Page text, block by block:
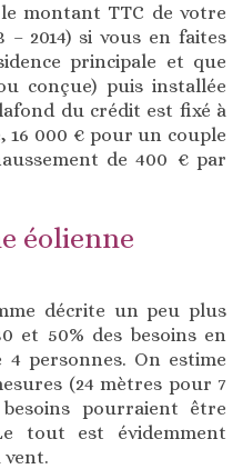
montant TTC de votre
– 2014) si vous en faites
principale et que
conçue) puis installée
du crédit est fixé à
16 000 € pour un couple
de 400 € par
éolienne
décrite un peu plus
et 50% des besoins en
4 personnes. On estime
(24 mètres pour 7
pourraient être
tout est évidemment
vent.